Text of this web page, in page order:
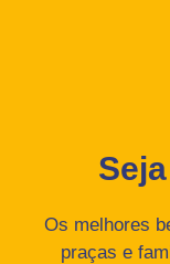
Os melhores
praças e